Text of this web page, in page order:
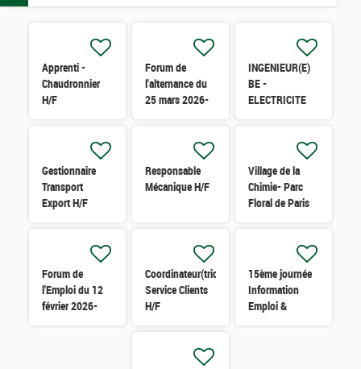
Apprenti -
Chaudronnier
H/F
Forum de
l'alternance du
25 mars 2026-
INGENIEUR(E)
BE -
ELECTRICITE
Gestionnaire
Transport
Export H/F
Responsable
Mécanique H/F
Village de la
Chimie- Parc
Floral de Paris
Forum de
l'Emploi du 12
février 2026-
Coordinateur(trice)
Service Clients
H/F
15ème journée
Information
Emploi &